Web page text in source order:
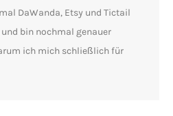
DaWanda, Etsy und Tictail
bin nochmal genauer
ich mich schließlich für